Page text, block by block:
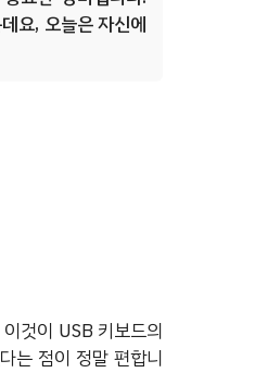
요, 오늘은 자신에
이것이 USB 키보드의
는 점이 정말 편합니